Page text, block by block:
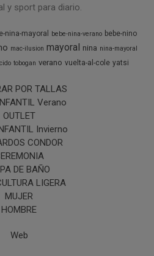
y sport para diario.
nina-mayoral bebe-nina-verano bebe-nino
mac-ilusion mayoral nina nina-mayoral
tobogan verano vuelta-al-cole yatsi
POR TALLAS
Verano
OUTLET
Invierno
CONDOR
DE BAÑO
LIGERA
MUJER
HOMBRE
Web